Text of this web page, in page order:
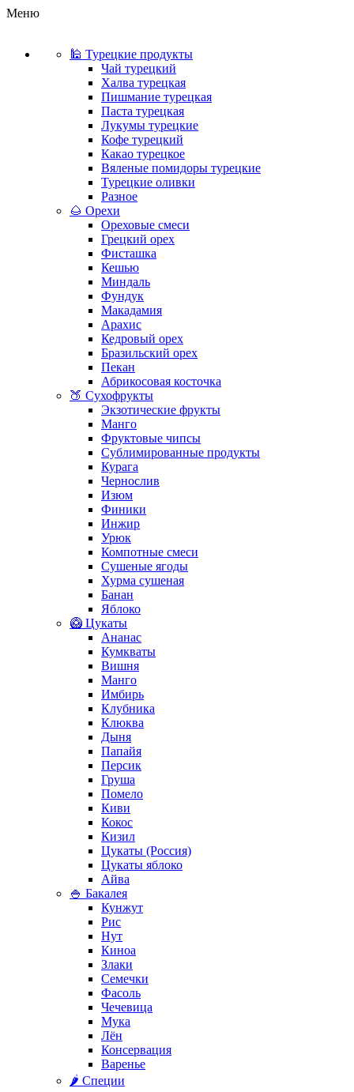
Меню
🕌 Турецкие продукты
Чай турецкий
Халва турецкая
Пишмание турецкая
Паста турецкая
Лукумы турецкие
Кофе турецкий
Какао турецкое
Вяленые помидоры турецкие
Турецкие оливки
Разное
🌰 Орехи
Ореховые смеси
Грецкий орех
Фисташка
Кешью
Миндаль
Фундук
Макадамия
Арахис
Кедровый орех
Бразильский орех
Пекан
Абрикосовая косточка
🍑 Сухофрукты
Экзотические фрукты
Манго
Фруктовые чипсы
Сублимированные продукты
Курага
Чернослив
Изюм
Финики
Инжир
Урюк
Компотные смеси
Сушеные ягоды
Хурма сушеная
Банан
Яблоко
🥝 Цукаты
Ананас
Кумкваты
Вишня
Манго
Имбирь
Клубника
Клюква
Дыня
Папайя
Персик
Груша
Помело
Киви
Кокос
Кизил
Цукаты (Россия)
Цукаты яблоко
Айва
🍚 Бакалея
Кунжут
Рис
Нут
Киноа
Злаки
Семечки
Фасоль
Чечевица
Мука
Лён
Консервация
Варенье
🌶️ Специи